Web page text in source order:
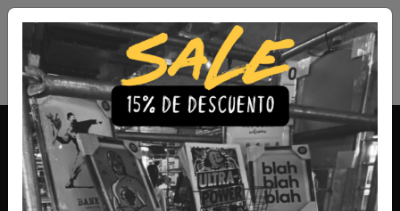
Envío Gratis a todo Chile comprando 3 o más productos
Deporte